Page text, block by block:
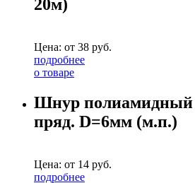
20м)
Цена: от 38 руб.
подробнее
о товаре
Шнур полиамидный
пряд. D=6мм (м.п.)
Цена: от 14 руб.
подробнее